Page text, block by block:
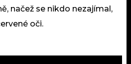
načež se nikdo nezajímal,
oči.